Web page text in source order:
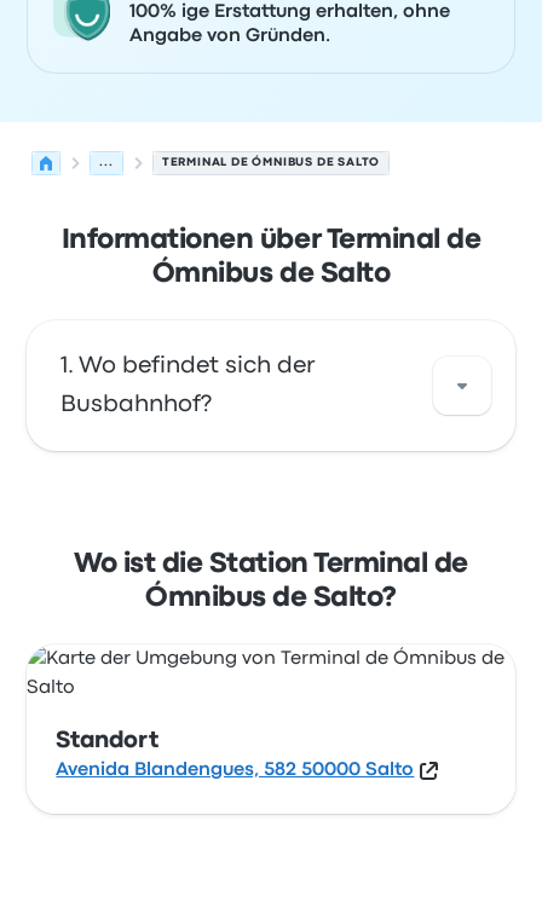
100% ige Erstattung erhalten, ohne
Angabe von Gründen.
... TERMINAL DE ÓMNIBUS DE SALTO
Informationen über Terminal de
Ómnibus de Salto
Wo befindet sich der
Busbahnhof?
Salto. Sehen Sie sich den Standort dieser
Bushaltestelle in Salto auf einer Karte an.
Wo ist die Station Terminal de
Ómnibus de Salto?
Standort
Avenida Blandengues, 582 50000 Salto